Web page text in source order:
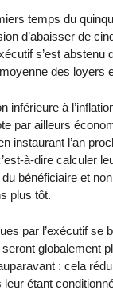
temps du
d’abaisser de
s’est abstenu
des loyers
inférieure à
par ailleurs
instaurant l’an
à-dire calculer
bénéficiaire et
plus tôt.
par l’exécutif se
globalement
: cela
étant